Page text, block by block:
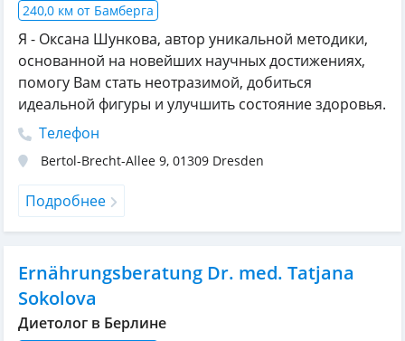
240,0 км от Бамберга
Я - Оксана Шункова, автор уникальной методики,
основанной на новейших научных достижениях,
помогу Вам стать неотразимой, добиться
идеальной фигуры и улучшить состояние здоровья.
Телефон
Bertol-Brecht-Allee 9, 01309 Dresden
Подробнее
Ernährungsberatung Dr. med. Tatjana
Sokolova
Диетолог в Берлине